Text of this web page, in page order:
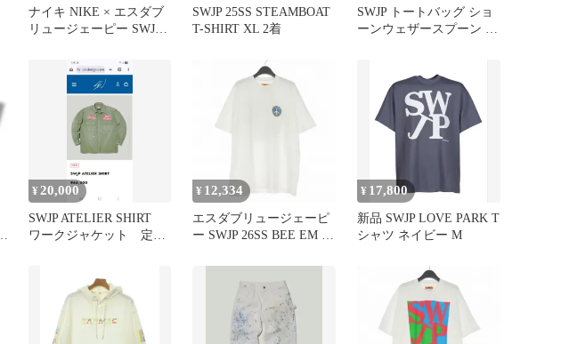
ナイキ NIKE × エスダブ
リュージェーピー SWJP
304717 221 】 ダンク ハ
イ マホガニー スニーカ
ー 51560
SWJP 25SS STEAMBOAT
T-SHIRT XL 2着
SWJP トートバッグ ショ
ーンウェザースプーン グ
¥ 20,000
SWJP ATELIER SHIRT
ワークジャケット 定価
¥ 12,334
エスダブリュージェーピ
ー SWJP 26SS BEE EM W
ツ カットソー 半袖 L ホ
ワイト 白 SW-26SS-031
¥ 17,800
新品 SWJP LOVE PARK T
シャツ ネイビー M